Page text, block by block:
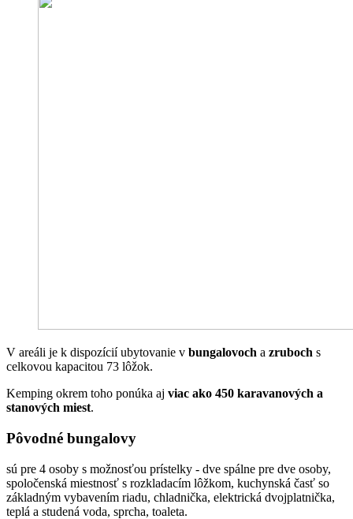
V areáli je k dispozícií ubytovanie v bungalovoch a zruboch s
celkovou kapacitou 73 lôžok.
Kemping okrem toho ponúka aj viac ako 450 karavanových a
stanových miest.
Pôvodné bungalovy
sú pre 4 osoby s možnosťou prístelky - dve spálne pre dve osoby,
spoločenská miestnosť s rozkladacím lôžkom, kuchynská časť so
základným vybavením riadu, chladnička, elektrická dvojplatnička,
teplá a studená voda, sprcha, toaleta.